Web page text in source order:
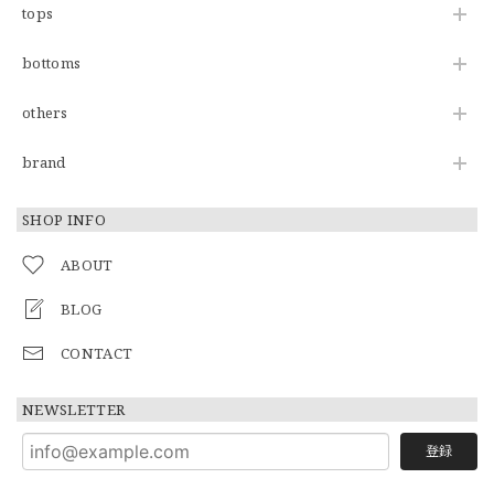
tops
bottoms
others
brand
SHOP INFO
ABOUT
BLOG
CONTACT
NEWSLETTER
登録